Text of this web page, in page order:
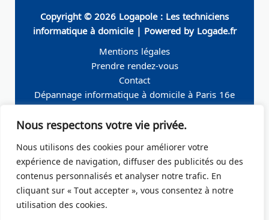
Nous respectons votre vie privée.
Nous utilisons des cookies pour améliorer votre
expérience de navigation, diffuser des publicités ou des
contenus personnalisés et analyser notre trafic. En
cliquant sur « Tout accepter », vous consentez à notre
utilisation des cookies.
Copyright © 2026 Logapole : Les techniciens
informatique à domicile | Powered by Logade.fr
Mentions légales
Prendre rendez-vous
Contact
Dépannage informatique à domicile à Paris 16e
Seine
Perret
Dépannage informatique à domicile à Paris 19e
Dépannage informatique à domicile à Paris 17e
Dépannage informatique à domicile – Boulogne-
Billancourt 92